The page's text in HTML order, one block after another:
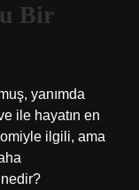
Bir
yanımda
ile hayatın en
ilgili, ama